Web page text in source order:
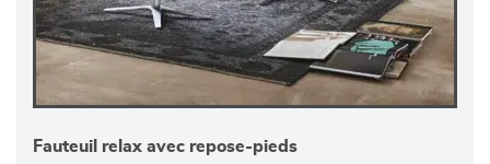
Fauteuil relax avec repose-pieds